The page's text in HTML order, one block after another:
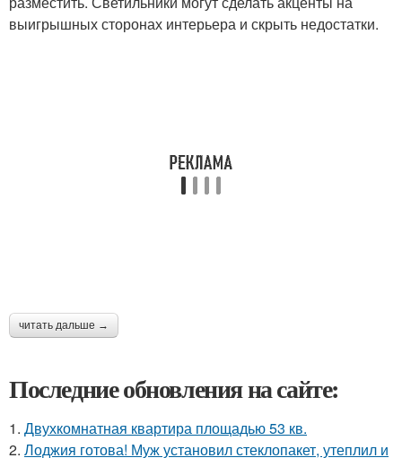
выигрышных сторонах интерьера и скрыть недостатки.
читать дальше →
Последние обновления на сайте:
1. Двухкомнатная квартира площадью 53 кв.
2. Лоджия готова! Муж установил стеклопакет, утеплил и